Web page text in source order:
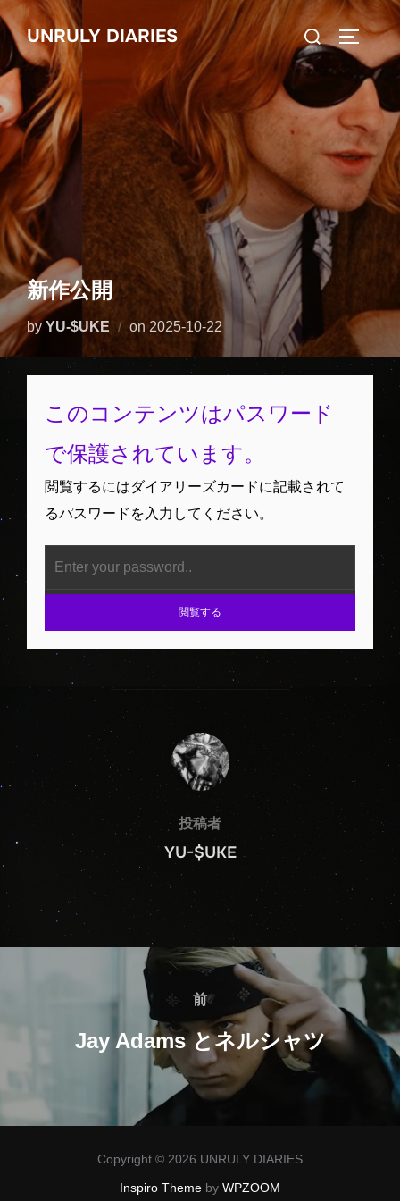
コ
ン
テ
ツ
へ
ス
キ
ッ
プ
UNRULY DIARIES
検
索
象:
サイドバ
新作公開
byYU-$UKE on 投
日:
2025-10-22
このコンテンツはパスワード
で保護されています。
閲覧するにはダイアリーズカードに記載されて
るパスワードを入力してください。
閲覧する
投稿者
投稿者
YU-$UKE
ビ
ゲ
前
前
Jay Adams とネルシャツ
Copyright © 2026 UNRULY DIARIES
Inspiro Theme by WPZOOM